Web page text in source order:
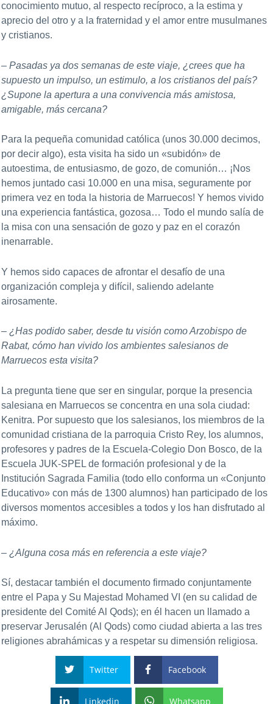
conocimiento mutuo, al respecto recíproco, a la estima y
aprecio del otro y a la fraternidad y el amor entre musulmanes
y cristianos.
– Pasadas ya dos semanas de este viaje, ¿crees que ha
supuesto un impulso, un estimulo, a los cristianos del país?
¿Supone la apertura a una convivencia más amistosa,
amigable, más cercana?
Para la pequeña comunidad católica (unos 30.000 decimos,
por decir algo), esta visita ha sido un «subidón» de
autoestima, de entusiasmo, de gozo, de comunión… ¡Nos
hemos juntado casi 10.000 en una misa, seguramente por
primera vez en toda la historia de Marruecos! Y hemos vivido
una experiencia fantástica, gozosa… Todo el mundo salía de
la misa con una sensación de gozo y paz en el corazón
inenarrable.
Y hemos sido capaces de afrontar el desafío de una
organización compleja y difícil, saliendo adelante
airosamente.
– ¿Has podido saber, desde tu visión como Arzobispo de
Rabat, cómo han vivido los ambientes salesianos de
Marruecos esta visita?
La pregunta tiene que ser en singular, porque la presencia
salesiana en Marruecos se concentra en una sola ciudad:
Kenitra. Por supuesto que los salesianos, los miembros de la
comunidad cristiana de la parroquia Cristo Rey, los alumnos,
profesores y padres de la Escuela-Colegio Don Bosco, de la
Escuela JUK-SPEL de formación profesional y de la
Institución Sagrada Familia (todo ello conforma un «Conjunto
Educativo» con más de 1300 alumnos) han participado de los
diversos momentos accesibles a todos y los han disfrutado al
máximo.
– ¿Alguna cosa más en referencia a este viaje?
Sí, destacar también el documento firmado conjuntamente
entre el Papa y Su Majestad Mohamed VI (en su calidad de
presidente del Comité Al Qods); en él hacen un llamado a
preservar Jerusalén (Al Qods) como ciudad abierta a las tres
religiones abrahámicas y a respetar su dimensión religiosa.
Twitter Facebook
Linkedin Whatsapp